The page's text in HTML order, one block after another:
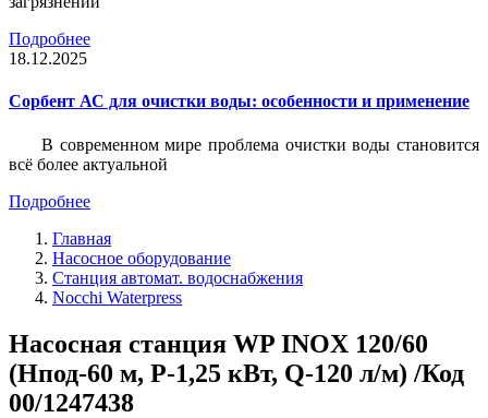
Подробнее
18.12.2025
Сорбент АС для очистки воды: особенности и применение
В современном мире проблема очистки воды становится
всё более актуальной
Подробнее
Главная
Насосное оборудование
Станция автомат. водоснабжения
Nocchi Waterpress
Насосная станция WP INOX 120/60
(Hпод-60 м, P-1,25 кВт, Q-120 л/м) /Код
00/1247438